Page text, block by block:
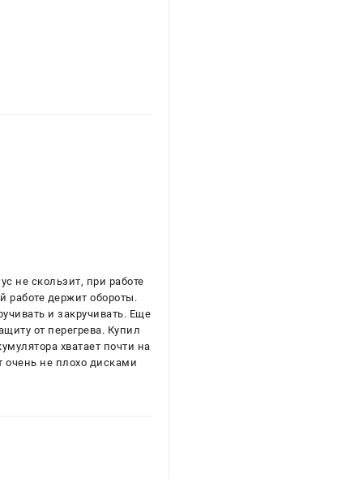
не скользит, при работе
работе держит обороты.
и закручивать. Еще
от перегрева. Купил
хватает почти на
очень не плохо дисками